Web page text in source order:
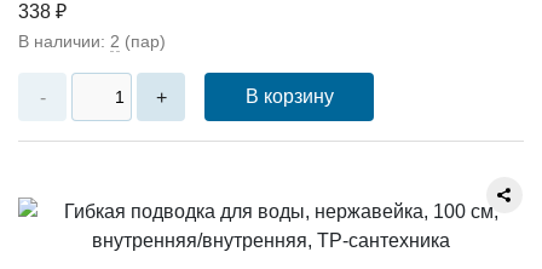
338 ₽
В наличии: 2 (пар)
- + В корзину